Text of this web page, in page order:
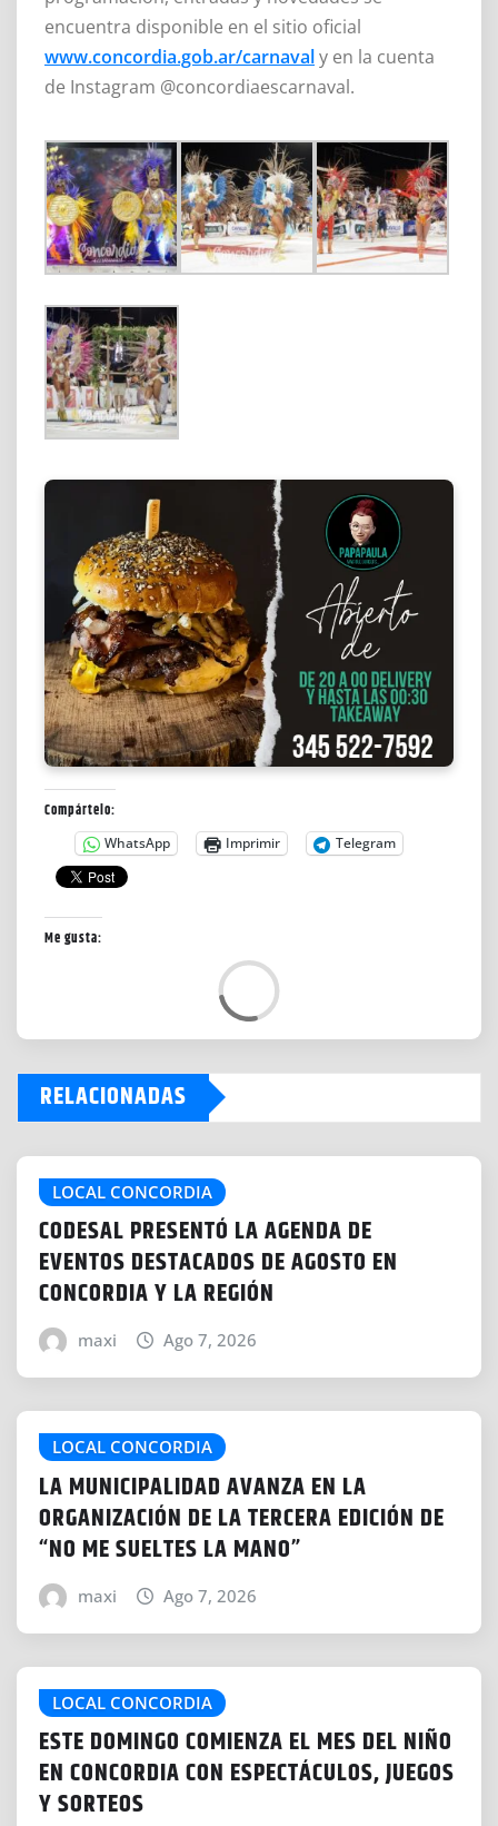
encuentra disponible en el sitio oficial
www.concordia.gob.ar/carnavaly en la cuenta
de Instagram @concordiaescarnaval.
Compártelo:
WhatsApp Imprimir Telegram
Me gusta:
a
i
n
g
…
RELACIONADAS
LOCAL CONCORDIA
CODESAL PRESENTÓ LA AGENDA DE
EVENTOS DESTACADOS DE AGOSTO EN
CONCORDIA Y LA REGIÓN
maxi Ago 7, 2026
LOCAL CONCORDIA
LA MUNICIPALIDAD AVANZA EN LA
ORGANIZACIÓN DE LA TERCERA EDICIÓN DE
“NO ME SUELTES LA MANO”
maxi Ago 7, 2026
LOCAL CONCORDIA
ESTE DOMINGO COMIENZA EL MES DEL NIÑO
EN CONCORDIA CON ESPECTÁCULOS, JUEGOS
Y SORTEOS